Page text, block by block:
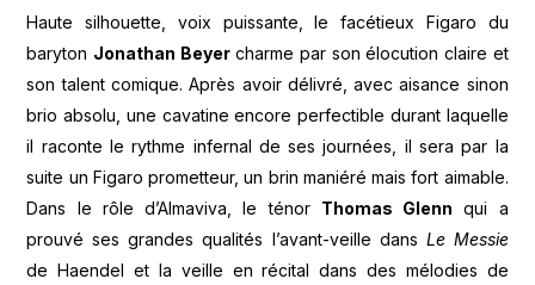
Haute silhouette, voix puissante, le facétieux Figaro du
baryton Jonathan Beyercharme par son élocution claire et
son talent comique. Après avoir délivré, avec aisance sinon
brio absolu, une cavatine encore perfectible durant laquelle
il raconte le rythme infernal de ses journées, il sera par la
suite un Figaro prometteur, un brin maniéré mais fort aimable.
Dans le rôle d’Almaviva, le ténor Thomas Glenn qui a
prouvé ses grandes qualités l’avant-veille dans Le Messie
de Haendel et la veille en récital dans des mélodies de